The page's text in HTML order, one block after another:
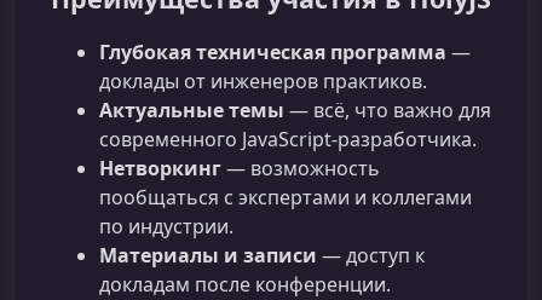
Глубокая техническая программа —
доклады от инженеров практиков.
Актуальные темы — всё, что важно для
современного JavaScript‑разработчика.
Нетворкинг— возможность
пообщаться с экспертами и коллегами
по индустрии.
Материалы и записи — доступ к
докладам после конференции.